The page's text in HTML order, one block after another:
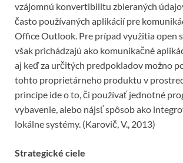
vzájomnú konvertibilitu zbieraných
často používaných aplikácií pre
Office Outlook. Pre prípad využitia open
však prichádzajú ako komunikačné
aj keď za určitých predpokladov možno
tohto proprietárneho produktu v
princípe ide o to, či používať jednotné
vybavenie, alebo nájsť spôsob ako
lokálne systémy. (Karovič, V., 2013)
Strategické ciele